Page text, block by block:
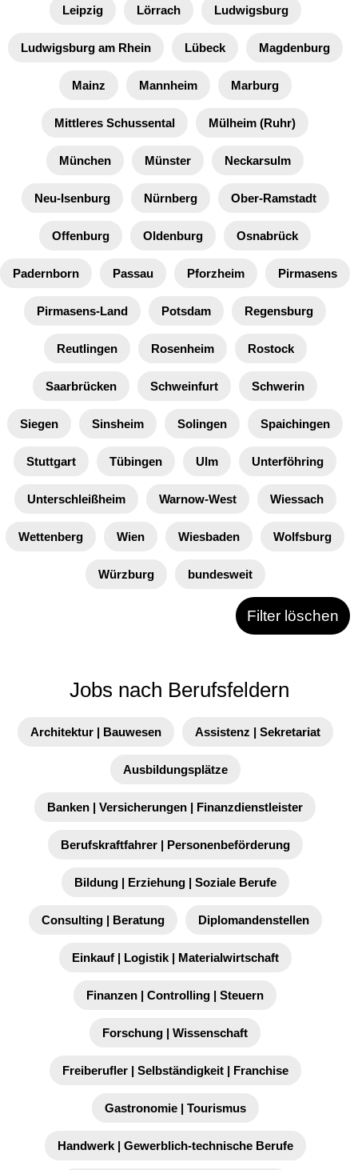
Leipzig Lörrach Ludwigsburg
Ludwigsburg am Rhein Lübeck Magdenburg
Mainz Mannheim Marburg
Mittleres Schussental Mülheim (Ruhr)
München Münster Neckarsulm
Neu-Isenburg Nürnberg Ober-Ramstadt
Offenburg Oldenburg Osnabrück
Padernborn Passau Pforzheim Pirmasens
Pirmasens-Land Potsdam Regensburg
Reutlingen Rosenheim Rostock
Saarbrücken Schweinfurt Schwerin
Siegen Sinsheim Solingen Spaichingen
Stuttgart Tübingen Ulm Unterföhring
Unterschleißheim Warnow-West Wiessach
Wettenberg Wien Wiesbaden Wolfsburg
Würzburg bundesweit
Filter löschen
Jobs nach Berufsfeldern
Architektur | Bauwesen Assistenz | Sekretariat
Ausbildungsplätze
Banken | Versicherungen | Finanzdienstleister
Berufskraftfahrer | Personenbeförderung
Bildung | Erziehung | Soziale Berufe
Consulting | Beratung Diplomandenstellen
Einkauf | Logistik | Materialwirtschaft
Finanzen | Controlling | Steuern
Forschung | Wissenschaft
Freiberufler | Selbständigkeit | Franchise
Gastronomie | Tourismus
Handwerk | Gewerblich-technische Berufe